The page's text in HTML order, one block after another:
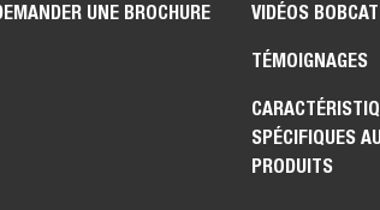
UNE BROCHURE VIDÉOS BOBCAT
TÉMOIGNAGES
SPÉCIFIQUES
PRODUITS